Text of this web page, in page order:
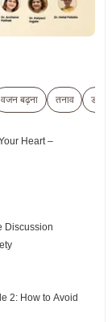
वजन बढ़ना तनाव डर
Heart –
Discussion
2: How to Avoid